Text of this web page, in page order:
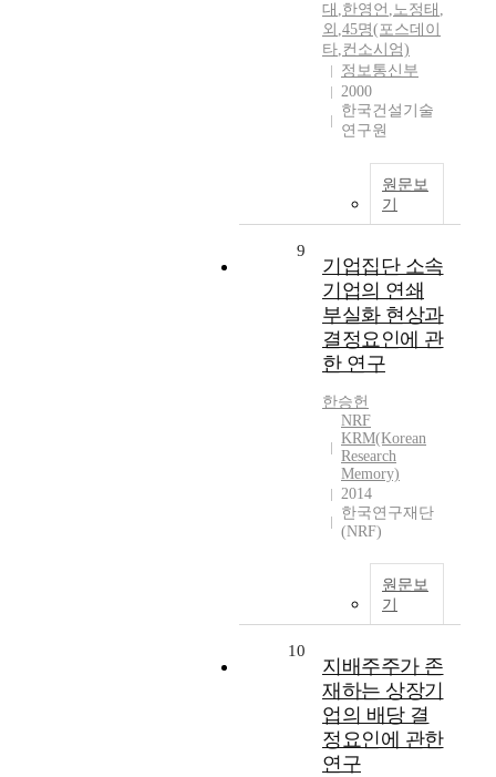
대 ,한영언 ,노정태 ,
외 ,45명(포스데이
타, 컨소시엄)
정보통신부
2000
한국건설기술
연구원
원문보
기
9
기업집단 소속
기업의 연쇄
부실화 현상과
결정요인에 관
한 연구
한승헌
NRF
KRM(Korean
Research
Memory)
2014
한국연구재단
(NRF)
원문보
기
10
지배주주가 존
재하는 상장기
업의 배당 결
정요인에 관한
연구